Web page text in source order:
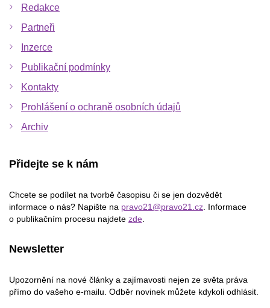
Redakce
Partneři
Inzerce
Publikační podmínky
Kontakty
Prohlášení o ochraně osobních údajů
Archiv
Přidejte se k nám
Chcete se podílet na tvorbě časopisu či se jen dozvědět
informace o nás? Napište na pravo21@pravo21.cz . Informace
o publikačním procesu najdete zde
Newsletter
Upozornění na nové články a zajímavosti nejen ze světa práva
přímo do vašeho e-mailu. Odběr novinek můžete kdykoli odhlásit.